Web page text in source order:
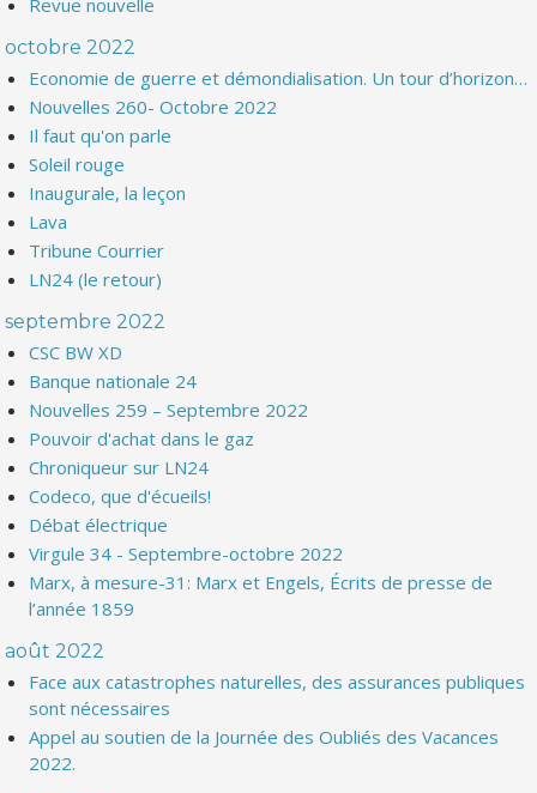
Revue nouvelle
octobre 2022
Economie de guerre et démondialisation. Un tour d’horizon…
Nouvelles 260- Octobre 2022
Il faut qu'on parle
Soleil rouge
Inaugurale, la leçon
Lava
Tribune Courrier
LN24 (le retour)
septembre 2022
CSC BW XD
Banque nationale 24
Nouvelles 259 – Septembre 2022
Pouvoir d'achat dans le gaz
Chroniqueur sur LN24
Codeco, que d'écueils!
Débat électrique
Virgule 34 - Septembre-octobre 2022
Marx, à mesure-31: Marx et Engels, Écrits de presse de
l’année 1859
août 2022
Face aux catastrophes naturelles, des assurances publiques
sont nécessaires
Appel au soutien de la Journée des Oubliés des Vacances
2022.